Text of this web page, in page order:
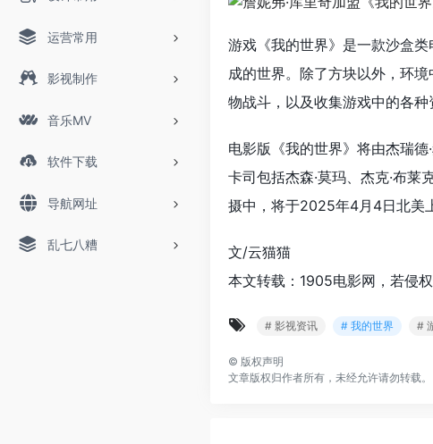
运营常用
影视制作
音乐MV
软件下载
导航网址
乱七八糟
游戏《我的世界》是一款沙盒
成的世界。除了方块以外，环
物战斗，以及收集游戏中的各种
电影版《我的世界》将由杰瑞
卡司包括杰森·莫玛、杰克·布莱
摄中，将于2025年4月4日北美
文/云猫猫
本文转载：1905电影网，若侵
# 影视资讯 # 我的世界 #
© 版权声明
文章版权归作者所有，未经允许请勿转载。